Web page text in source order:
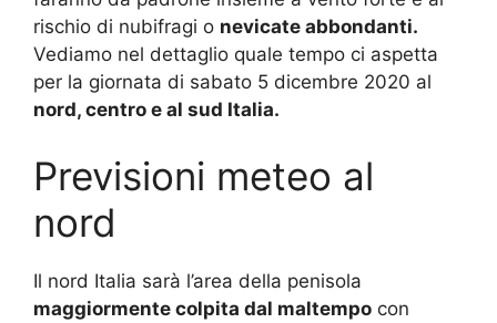
rischio di nubifragi o nevicate abbondanti.
Vediamo nel dettaglio quale tempo ci aspetta
per la giornata di sabato 5 dicembre 2020 al
nord, centro e al sud Italia.
Previsioni meteo al
nord
Il nord Italia sarà l’area della penisola
maggiormente colpita dal maltempo con